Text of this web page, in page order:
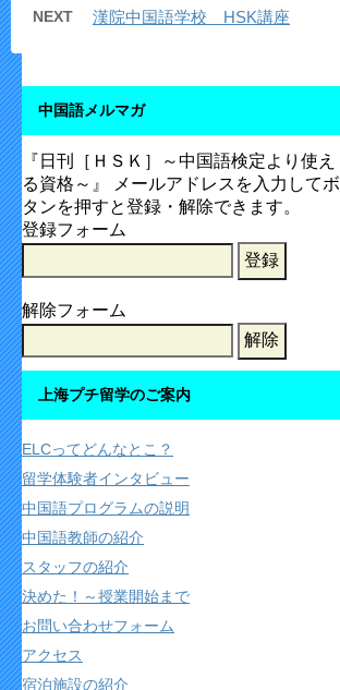
NEXT 漢院中国語学校 HSK講座
中国語メルマガ
『日刊［ＨＳＫ］～中国語検定より使え
る資格～』 メールアドレスを入力してボ
タンを押すと登録・解除できます。
登録フォーム
解除フォーム
上海プチ留学のご案内
ELCってどんなとこ？
留学体験者インタビュー
中国語プログラムの説明
中国語教師の紹介
スタッフの紹介
決めた！～授業開始まで
お問い合わせフォーム
アクセス
宿泊施設の紹介